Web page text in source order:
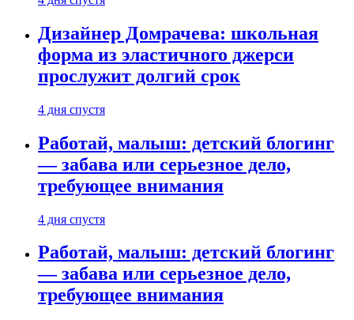
Дизайнер Домрачева: школьная
форма из эластичного джерси
прослужит долгий срок
4 дня спустя
Работай, малыш: детский блогинг
— забава или серьезное дело,
требующее внимания
4 дня спустя
Работай, малыш: детский блогинг
— забава или серьезное дело,
требующее внимания